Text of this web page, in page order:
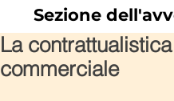
Sezione
La contrattualistica
commerciale